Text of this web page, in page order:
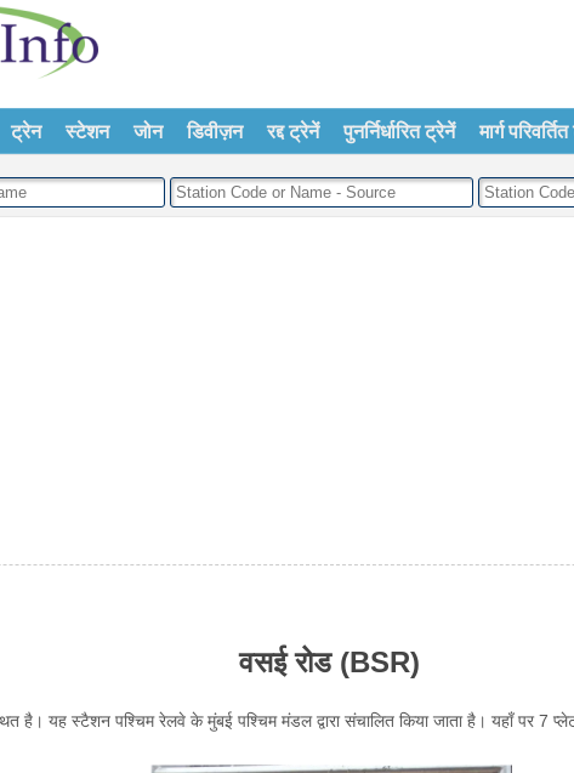
ट्रेन स्टेशन जोन डिवीज़न रद्द ट्रेनें पुनर्निर्धारित ट्रेनें मार्ग
वसई रोड (BSR)
है। यह स्टैशन पश्चिम रेलवे के मुंबई पश्चिम मंडल द्वारा संचालित किया जाता है। यहाँ पर 7